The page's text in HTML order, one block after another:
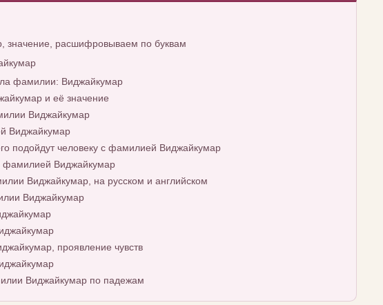
значение, расшифровываем по буквам
фамилии: Виджайкумар
и её значение
Виджайкумар
Виджайкумар
подойдут человеку с фамилией Виджайкумар
фамилией Виджайкумар
Виджайкумар, на русском и английском
Виджайкумар
проявление чувств
Виджайкумар по падежам